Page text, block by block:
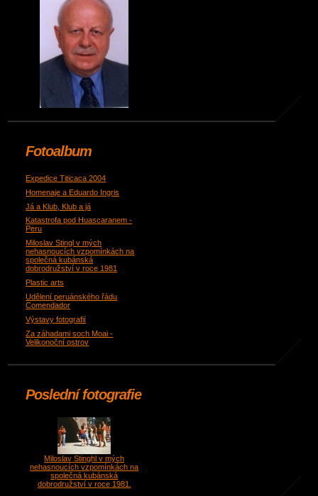
Fotoalbum
Expedice Titicaca 2004
Homenaje a Eduardo Ingris
Já a Klub, Klub a já
Katastrofa pod Huascaranem -
Peru
Miloslav Stingl v mých
nehasnoucích vzpomínkách na
společná kubánská
dobrodružství v roce 1981
Plastic arts
Udělení peruánského řádu
Comendador
Výstavy fotografií
Za záhadami soch Moai -
Velikonoční ostrov
Poslední fotografie
Miloslav Stinghl v mých
nehasnoucích vzpomínkách na
společná kubánská
dobrodružství v roce 1981.